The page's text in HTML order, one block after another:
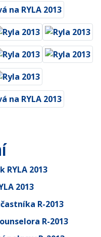
RYLA 2013
2013
R-2013
R-2013